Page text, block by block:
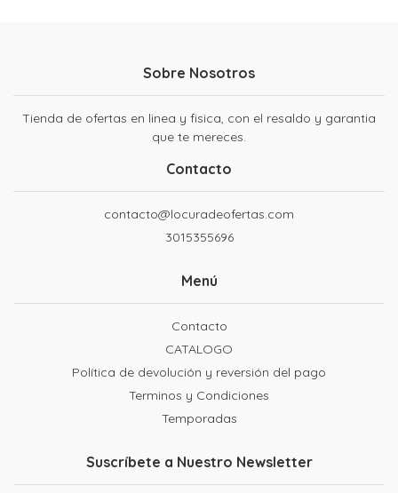
Sobre Nosotros
Tienda de ofertas en linea y fisica, con el resaldo y garantia
que te mereces.
Contacto
contacto@locuradeofertas.com
3015355696
Menú
Contacto
CATALOGO
Política de devolución y reversión del pago
Terminos y Condiciones
Temporadas
Suscríbete a Nuestro Newsletter